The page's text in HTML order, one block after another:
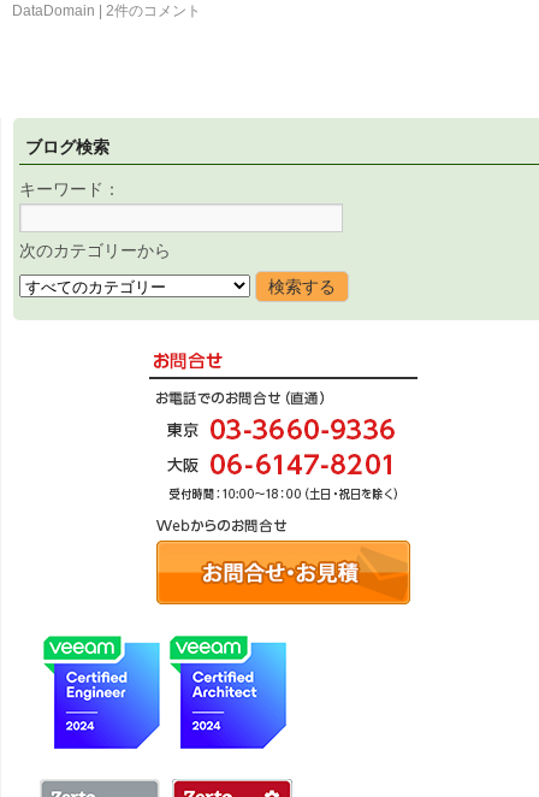
DataDomain
2件のコメント
ブログ検索
キーワード：
次のカテゴリーから